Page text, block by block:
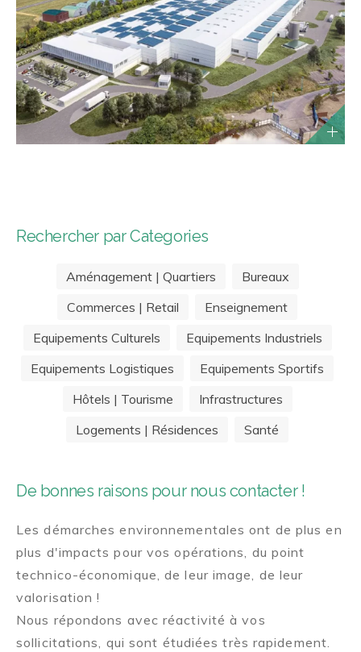
Rechercher par Categories
Aménagement | Quartiers
Bureaux
Commerces | Retail
Enseignement
Equipements Culturels
Equipements Industriels
Equipements Logistiques
Equipements Sportifs
Hôtels | Tourisme
Infrastructures
Logements | Résidences
Santé
De bonnes raisons pour nous contacter !
Les démarches environnementales ont de plus en
plus d'impacts pour vos opérations, du point
technico-économique, de leur image, de leur
valorisation !
Nous répondons avec réactivité à vos
sollicitations, qui sont étudiées très rapidement.